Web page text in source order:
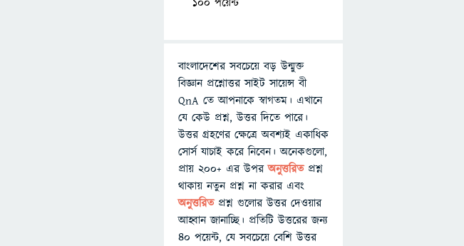
বাংলাদেশের সবচেয়ে বড় উন্মুক্ত
বিজ্ঞান প্রশ্নোত্তর সাইট সায়েন্স বী
QnA তে আপনাকে স্বাগতম। এখানে
যে কেউ প্রশ্ন, উত্তর দিতে পারে।
উত্তর গ্রহণের ক্ষেত্রে অবশ্যই একাধিক
সোর্স যাচাই করে নিবেন। অনেকগুলো,
প্রায় ২০০+ এর উপরঅনুত্তরিতপ্রশ্ন
থাকায় নতুন প্রশ্ন না করার এবং
অনুত্তরিত প্রশ্ন গুলোর উত্তর দেওয়ার
আহ্বান জানাচ্ছি। প্রতিটি উত্তরের জন্য
৪০ পয়েন্ট, যে সবচেয়ে বেশি উত্তর